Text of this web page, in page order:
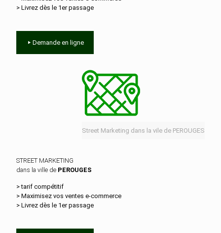
> Livrez dès le 1er passage
Demande en ligne
Street Marketing dans la vile de PEROUGES
STREET MARKETING
dans la ville de PEROUGES
> tarif compétitif
> Maximisez vos ventes e‑commerce
> Livrez dès le 1er passage